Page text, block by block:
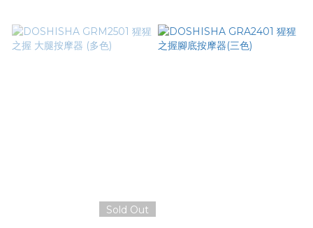
Sold Out